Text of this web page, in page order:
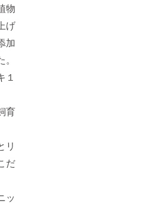
物
げ
加
１
育
リ
だ
ッ